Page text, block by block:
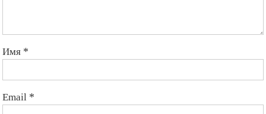
Имя *
Email *